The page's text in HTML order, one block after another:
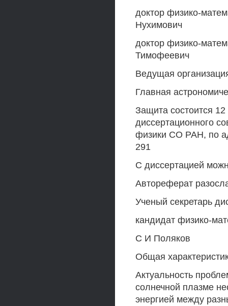
доктор физико-
Нухимович
доктор физико-
Тимофеевич
Ведущая
Главная
Защита состоится
диссертационного
физики СО РАН, по
291
С диссертацией
Автореферат
Ученый секретарь
кандидат физико-
С И Поляков
Общая
Актуальность
солнечной плазме
энергией между